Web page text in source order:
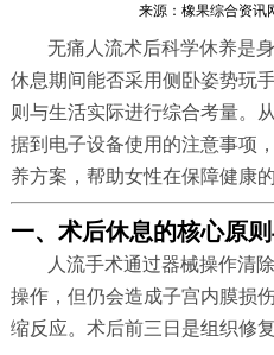
来源： 橡果综合资讯
无痛人流术后科学休养是
休息期间能否采用侧卧姿势玩
则与生活实际进行综合考量。
据到电子设备使用的注意事项
养方案，帮助女性在保障健康
一、术后休息的核心原
人流手术通过器械操作清
操作，但仍会造成子宫内膜损
缩反应。术后前三日是组织修